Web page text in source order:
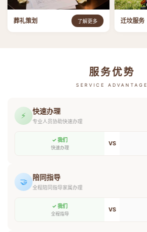
葬礼策划 了解更多 迁坟服务
服务优势
SERVICE ADVANTAGE
⚡ 快速办理
专业人员协助快速办理
✓ 我们
快速办理
VS
🤝 陪同指导
全程陪同指导家属办理
✓ 我们
全程指导
VS